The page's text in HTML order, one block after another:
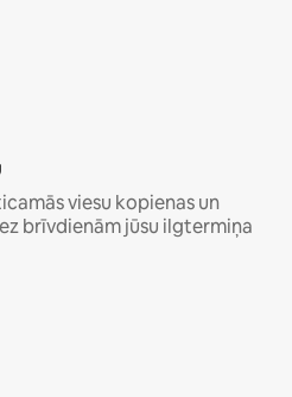
viesu kopienas un
brīvdienām jūsu ilgtermiņa